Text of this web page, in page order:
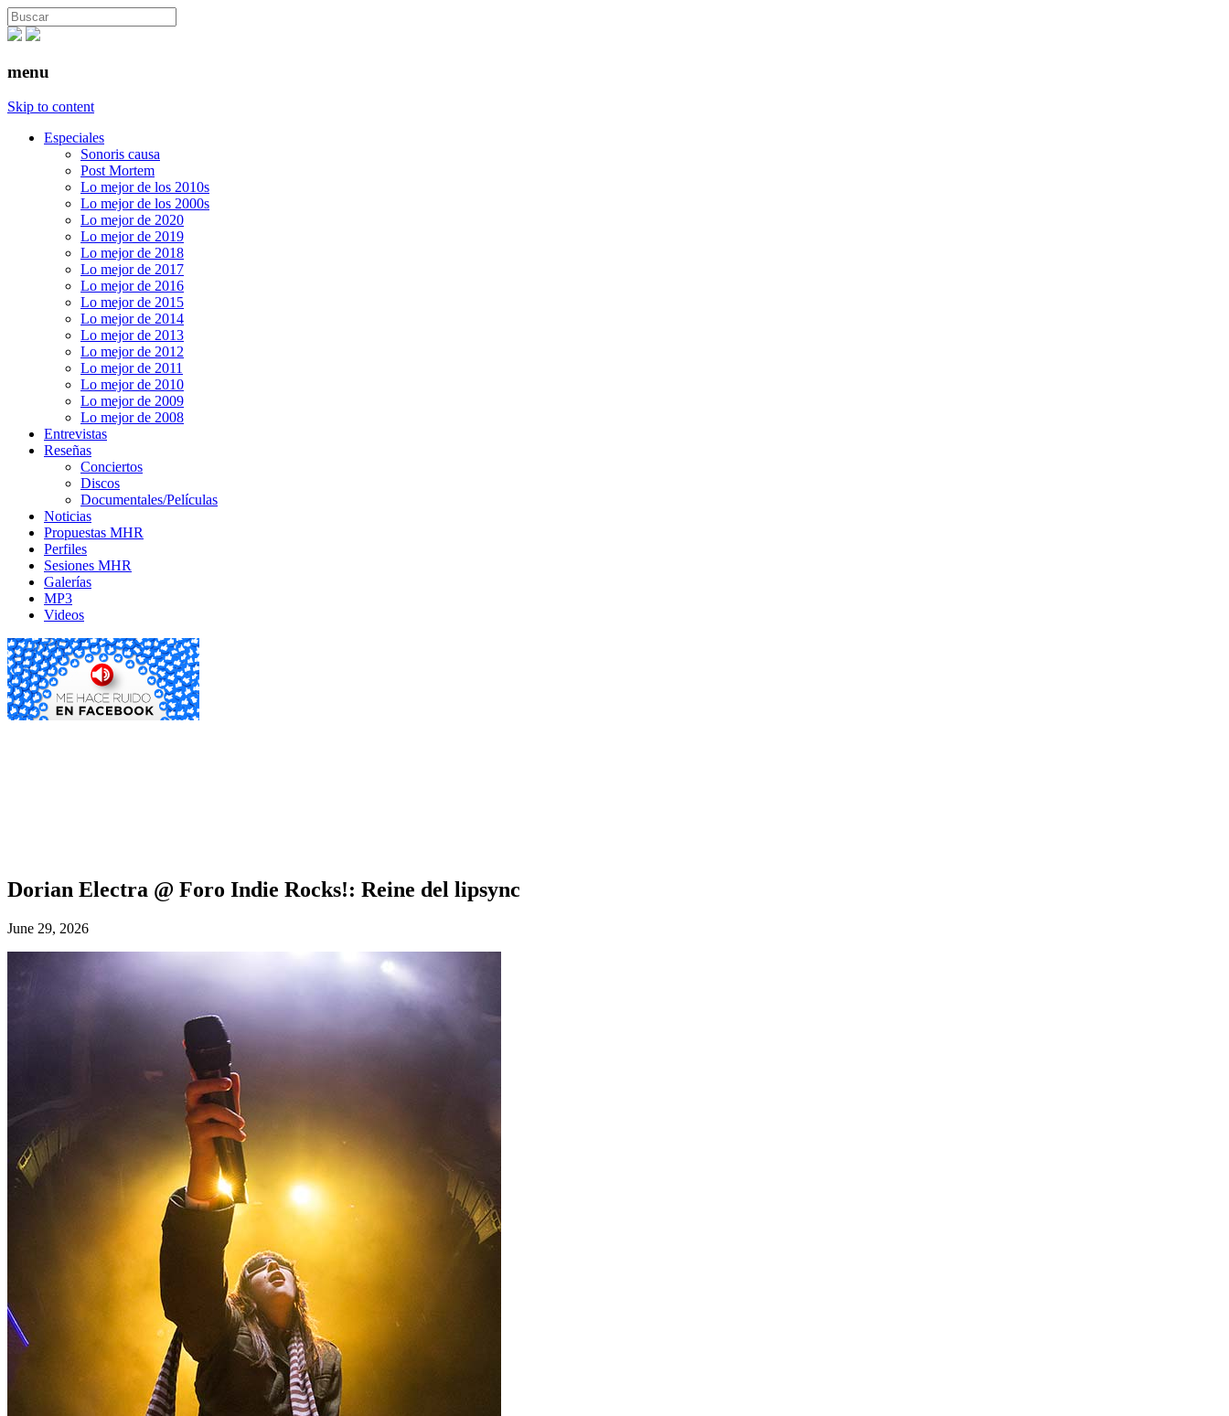
menu
Skip to content
Especiales
Sonoris causa
Post Mortem
Lo mejor de los 2010s
Lo mejor de los 2000s
Lo mejor de 2020
Lo mejor de 2019
Lo mejor de 2018
Lo mejor de 2017
Lo mejor de 2016
Lo mejor de 2015
Lo mejor de 2014
Lo mejor de 2013
Lo mejor de 2012
Lo mejor de 2011
Lo mejor de 2010
Lo mejor de 2009
Lo mejor de 2008
Entrevistas
Reseñas
Conciertos
Discos
Documentales/Películas
Noticias
Propuestas MHR
Perfiles
Sesiones MHR
Galerías
MP3
Videos
Dorian Electra @ Foro Indie Rocks!: Reine del lipsync
June 29, 2026